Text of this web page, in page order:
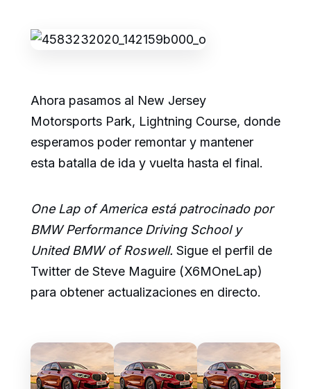
Ahora pasamos al New Jersey
Motorsports Park, Lightning Course, donde
esperamos poder remontar y mantener
esta batalla de ida y vuelta hasta el final.
One Lap of America está patrocinado por
BMW Performance Driving School y
United BMW of Roswell. Sigue el perfil de
Twitter de Steve Maguire (X6MOneLap)
para obtener actualizaciones en directo.